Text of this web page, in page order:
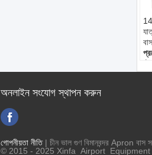
অনলাইন সংযোগ স্থাপন করুন
গোপনীয়তা নীতি| চীন ভাল গুণ বিমানবন্দর Apron বাস
© 2015 - 2025 Xinfa Airport Equipment